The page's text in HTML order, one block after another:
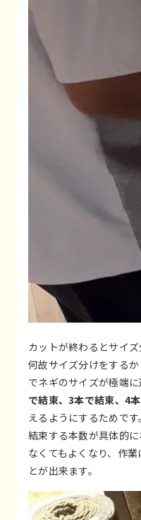
カットが終わるとサイズ
何故サイズ分けをする
でネギのサイズが極端に
で結束、3本で結束、4
えるようにするためです。
結束する本数が具体的
なくてもよくなり、作
とが出来ます。